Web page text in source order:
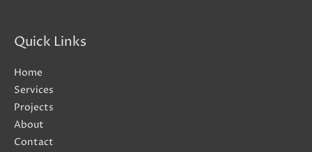
Quick Links
Home
Services
Projects
About
Contact